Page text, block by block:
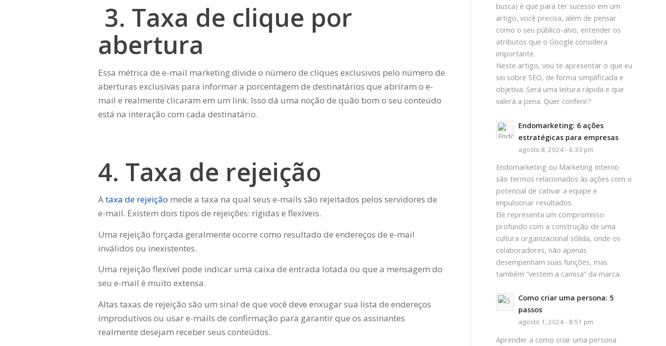
3. Taxa de clique por
abertura
Essa métrica de e-mail marketing divide o número de cliques exclusivos pelo número de
aberturas exclusivas para informar a porcentagem de destinatários que abriram o e-
mail e realmente clicaram em um link. Isso dá uma noção de quão bom o seu conteúdo
está na interação com cada destinatário.
4. Taxa de rejeição
Ataxa de rejeição mede a taxa na qual seus e-mails são rejeitados pelos servidores de
e-mail. Existem dois tipos de rejeições: rígidas e flexíveis.
Uma rejeição forçada geralmente ocorre como resultado de endereços de e-mail
inválidos ou inexistentes.
Uma rejeição flexível pode indicar uma caixa de entrada lotada ou que a mensagem do
seu e-mail é muito extensa.
Altas taxas de rejeição são um sinal de que você deve enxugar sua lista de endereços
improdutivos ou usar e-mails de confirmação para garantir que os assinantes
realmente desejam receber seus conteúdos.
busca) é que para ter sucesso em um
artigo, você precisa, além de pensar
como o seu público-alvo, entender os
atributos que o Google considera
importante.
Neste artigo, vou te apresentar o que eu
sei sobre SEO, de forma simplificada e
objetiva. Será uma leitura rápida e que
valerá a pena. Quer conferir?
Endomarketing: 6 ações
estratégicas para empresas
agosto 8, 2024 - 6:33 pm
Endomarketing ou Marketing Interno
são termos relacionados às ações com o
potencial de cativar a equipe e
impulsionar resultados.
Ele representa um compromisso
profundo com a construção de uma
cultura organizacional sólida, onde os
colaboradores, não apenas
desempenham suas funções, mas
também “vestem a camisa” da marca.
Como criar uma persona: 5
passos
agosto 1, 2024 - 8:51 pm
Aprender a como criar uma persona